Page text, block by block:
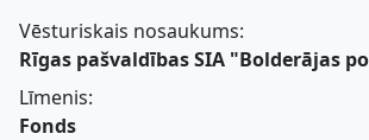
Vēsturiskais nosaukums:
Rīgas pašvaldības SIA "Bolderājas
Līmenis:
Fonds